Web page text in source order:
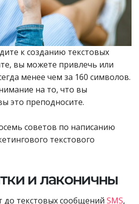
к созданию текстовых
вы можете привлечь или
менее чем за 160 символов.
на то, что вы
это преподносите.
советов по написанию
текстового
и лаконичны
до текстовых сообщений SMS,